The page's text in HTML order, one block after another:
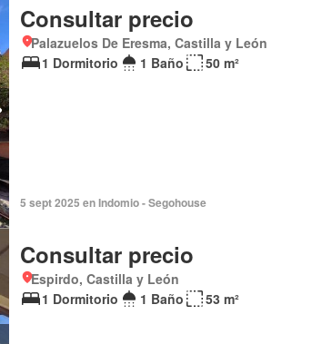
Consultar precio
Palazuelos De Eresma, Castilla y León
1 Dormitorio
1 Baño 50 m²
5 sept 2025 en Indomio - Segohouse
Consultar precio
Espirdo, Castilla y León
1 Dormitorio
1 Baño 53 m²